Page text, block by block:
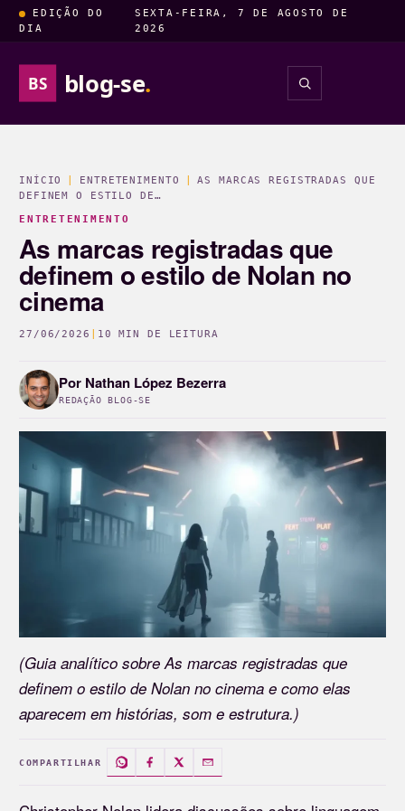
EDIÇÃO DO
DIA
SEXTA-FEIRA, 7 DE AGOSTO DE
2026
BS blog-se.
INÍCIO ENTRETENIMENTO
AS MARCAS REGISTRADAS QUE
DEFINEM O ESTILO DE…
ENTRETENIMENTO
As marcas registradas que
definem o estilo de Nolan no
cinema
27/06/2026 10 MIN DE LEITURA
Por Nathan López Bezerra
REDAÇÃO BLOG-SE
(Guia analítico sobre As marcas registradas que
definem o estilo de Nolan no cinema e como elas
aparecem em histórias, som e estrutura.)
COMPARTILHAR